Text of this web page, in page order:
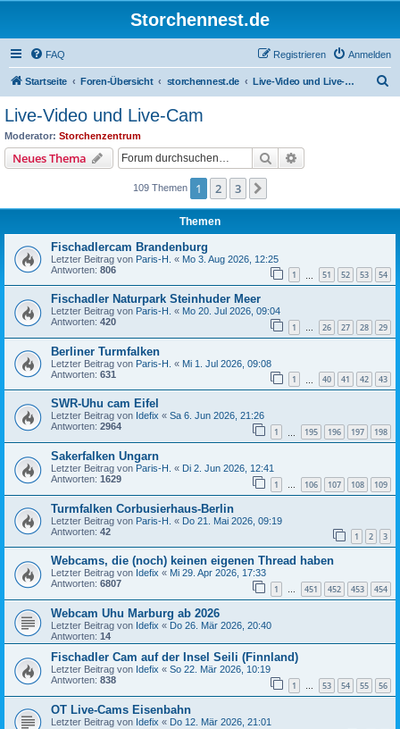
Storchennest.de
FAQ Anmelden
Registrieren
Startseite Foren-Übersicht storchennest.de Live-Video und Live-Cam
Live-Video und Live-Cam
Moderator: Storchenzentrum
Neues Thema Suche
109 Themen 1 2 3
Themen
Fischadlercam Brandenburg
Letzter Beitrag von Paris-H. « Mo 3. Aug 2026, 12:25
Antworten: 806 1 51 52 53 54
Fischadler Naturpark Steinhuder Meer
Letzter Beitrag von Paris-H. « Mo 20. Jul 2026, 09:04
Antworten: 420 1 … 26 27 28 29
Berliner Turmfalken
Letzter Beitrag von Paris-H. « Mi 1. Jul 2026, 09:08
Antworten: 631 1 40 41 42 43
SWR-Uhu cam Eifel
Letzter Beitrag von Idefix « Sa 6. Jun 2026, 21:26
Antworten: 2964 1 195 196 197 198
Sakerfalken Ungarn
Letzter Beitrag von Paris-H. « Di 2. Jun 2026, 12:41
Antworten: 1629 1 … 106 107 108 109
Turmfalken Corbusierhaus-Berlin
Letzter Beitrag von Paris-H. « Do 21. Mai 2026, 09:19
Antworten: 42 1 2 3
Webcams, die (noch) keinen eigenen Thread haben
Letzter Beitrag von Idefix « Mi 29. Apr 2026, 17:33
Antworten: 6807 1 … 451 452 453 454
Webcam Uhu Marburg ab 2026
Letzter Beitrag von Idefix « Do 26. Mär 2026, 20:40
Antworten: 14
Fischadler Cam auf der Insel Seili (Finnland)
Letzter Beitrag von Idefix « So 22. Mär 2026, 10:19
Antworten: 838 1 … 53 54 55 56
OT Live-Cams Eisenbahn
Letzter Beitrag von Idefix « Do 12. Mär 2026, 21:01